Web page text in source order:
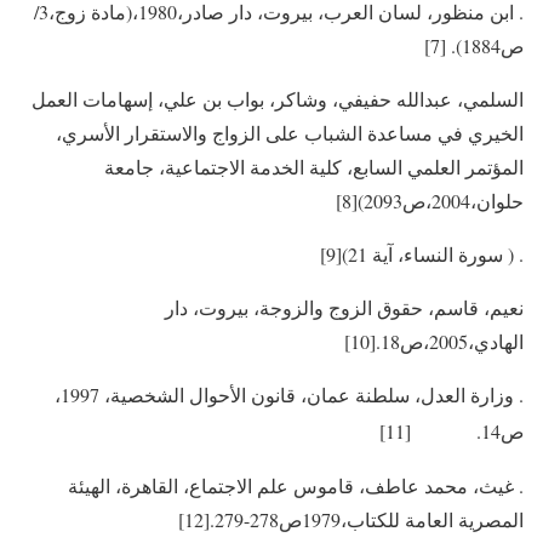
. ابن منظور، لسان العرب، بيروت، دار صادر،1980،(مادة زوج،3/
ص1884). [7]
السلمي، عبدالله حفيفي، وشاكر، بواب بن علي، إسهامات العمل
الخيري في مساعدة الشباب على الزواج والاستقرار الأسري،
المؤتمر العلمي السابع، كلية الخدمة الاجتماعية، جامعة
حلوان،2004،ص2093)[8]
. ( سورة النساء، آية 21)[9]
نعيم، قاسم، حقوق الزوج والزوجة، بيروت، دار
الهادي،2005،ص18.[10]
. وزارة العدل، سلطنة عمان، قانون الأحوال الشخصية، 1997،
ص14. [11]
. غيث، محمد عاطف، قاموس علم الاجتماع، القاهرة، الهيئة
المصرية العامة للكتاب،1979ص278-279.[12]